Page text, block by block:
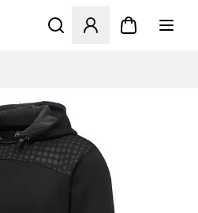
Opent een venster om in